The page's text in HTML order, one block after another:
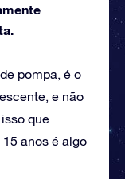
pompa, é o
e não
que
anos é algo